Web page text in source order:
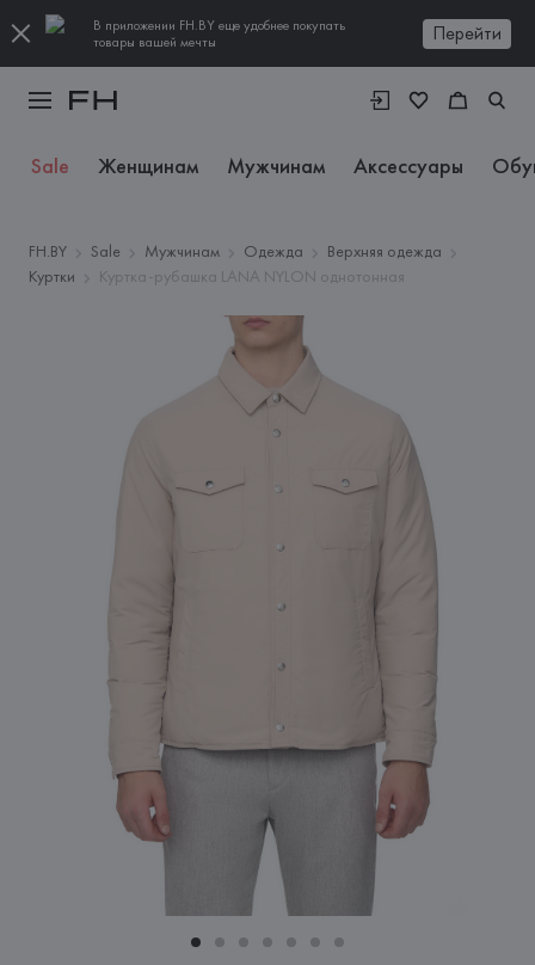
В приложении FH.BY еще удобнее покупать
товары вашей мечты
Перейти
Sale Женщинам Мужчинам Аксессуары
FH.BY Sale Мужчинам Одежда
Верхняя одежда
Куртки
Куртка-рубашка LANA NYLON однотонная